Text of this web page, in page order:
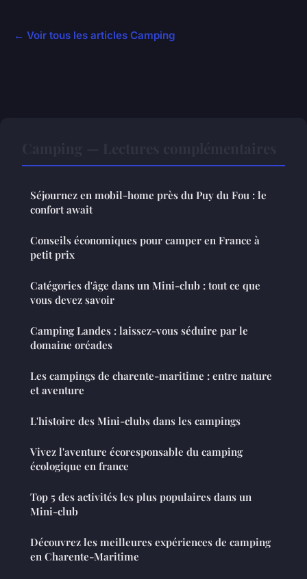
← Voir tous les articles Camping
Séjournez en mobil-home près du Puy du Fou : le
confort await
Conseils économiques pour camper en France à
petit prix
Catégories d'âge dans un Mini-club : tout ce que
vous devez savoir
Camping Landes : laissez-vous séduire par le
domaine oréades
Les campings de charente-maritime : entre nature
et aventure
L'histoire des Mini-clubs dans les campings
Vivez l'aventure écoresponsable du camping
écologique en france
Top 5 des activités les plus populaires dans un
Mini-club
Découvrez les meilleures expériences de camping
en Charente-Maritime